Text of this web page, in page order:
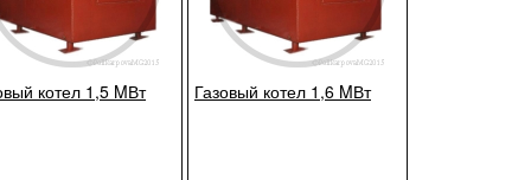
котел 1,5 MВт Газовый котел 1,6 MВт